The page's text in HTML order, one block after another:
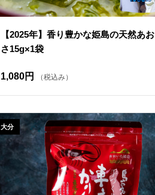
【2025年】香り豊かな姫島の天然あお
さ15g×1袋
1,080円 （税込み）
大分